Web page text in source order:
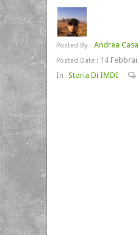
Posted By : Andrea
Posted Date : 14
In Storia Di IMDI